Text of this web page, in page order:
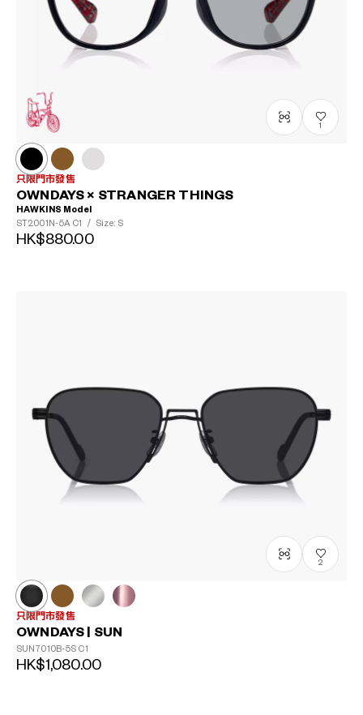
1
只限門市發售
OWNDAYS × STRANGER THINGS
HAWKINS Model
ST2001N-5A C1 / Size: S
HK$880.00
2
只限門市發售
OWNDAYS | SUN
SUN7010B-5S C1
HK$1,080.00